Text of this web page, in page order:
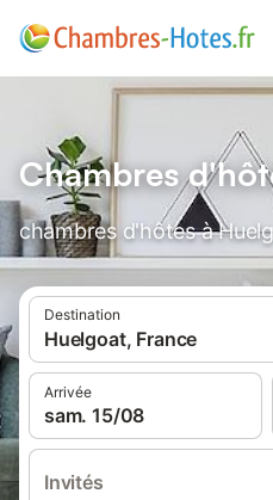
Chambres
chambres d'hôtes à
Destination
Huelgoat, France
Arrivée
sam. 15/08
Invités